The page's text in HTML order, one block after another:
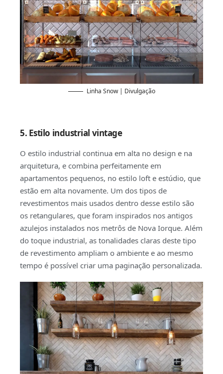
Linha Snow | Divulgação
5. Estilo industrial vintage
O estilo industrial continua em alta no design e na
arquitetura, e combina perfeitamente em
apartamentos pequenos, no estilo loft e estúdio, que
estão em alta novamente. Um dos tipos de
revestimentos mais usados dentro desse estilo são
os retangulares, que foram inspirados nos antigos
azulejos instalados nos metrôs de Nova Iorque. Além
do toque industrial, as tonalidades claras deste tipo
de revestimento ampliam o ambiente e ao mesmo
tempo é possível criar uma paginação personalizada.